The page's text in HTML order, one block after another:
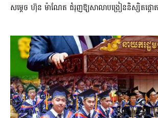
សម្តេច ហ៊ុន ម៉ាណែត ជំរុញឱ្យសាលាបង្រៀននិស្សិតផ្ត